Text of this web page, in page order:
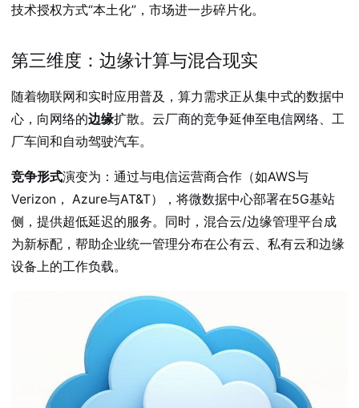
技术授权方式“本土化”，市场进一步碎片化。
第三维度：边缘计算与混合现实
随着物联网和实时应用普及，算力需求正从集中式的数据中
心，向网络的边缘扩散。云厂商的竞争延伸至电信网络、工
厂车间和自动驾驶汽车。
竞争形式演变为：通过与电信运营商合作（如AWS与
Verizon， Azure与AT&T），将微数据中心部署在5G基站
侧，提供超低延迟的服务。同时，混合云/边缘管理平台成
为新标配，帮助企业统一管理分布在公有云、私有云和边缘
设备上的工作负载。